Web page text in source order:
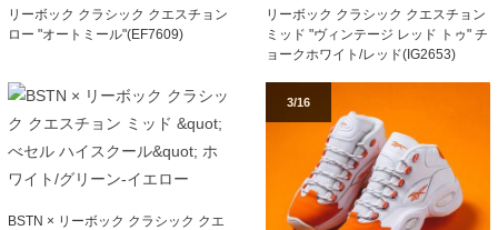
リーボック クラシック クエスチョン
ロー "オートミール"(EF7609)
リーボック クラシック クエスチョン
ミッド "ヴィンテージ レッド トゥ" チ
ョークホワイト/レッド(IG2653)
BSTN × リーボック クラシック クエ
3/16